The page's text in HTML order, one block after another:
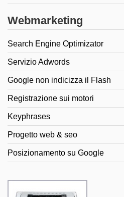
Webmarketing
Search Engine Optimizator
Servizio Adwords
Google non indicizza il Flash
Registrazione sui motori
Keyphrases
Progetto web & seo
Posizionamento su Google